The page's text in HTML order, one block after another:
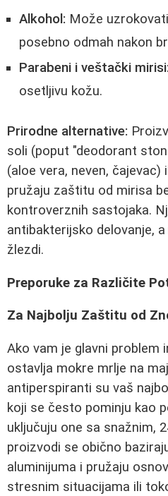
Alkohol: Može
posebno odmah nakon
Parabeni i veštački mirisi:
osetljivu kožu.
Prirodne alternative:
soli (poput "deodorant
(aloe vera, neven, čajevac)
pružaju zaštitu od mirisa
kontroverznih sastojaka.
antibakterijsko delovanje,
žlezdi.
Preporuke za Različite
Za Najbolju Zaštitu od
Ako vam je glavni problem
ostavlja mokre mrlje na
antiperspiranti su vaš
koji se često pominju kao
uključuju one sa snažnim,
proizvodi se obično
aluminijuma i pružaju
stresnim situacijama ili